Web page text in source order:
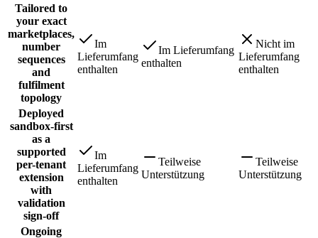
Tailored to
your exact
marketplaces,
number
sequences
and
fulfilment
topology
Im
Lieferumfang
enthalten
Im Lieferumfang
enthalten
Nicht im
Lieferumfang
enthalten
Deployed
sandbox-first
as a
supported
per-tenant
extension
with
validation
sign-off
Im
Lieferumfang
enthalten
Teilweise
Unterstützung
Teilweise
Unterstützung
Ongoing